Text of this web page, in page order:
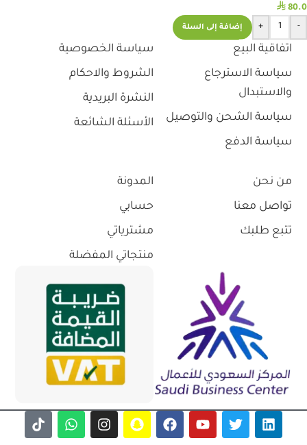
⃁ 80.0
-
+ إضافة إلى السلة
اتفاقية البيع
سياسة الاسترجاع
والاستبدال
سياسة الشحن والتوصيل
سياسة الدفع
سياسة الخصوصية
الشروط والاحكام
النشرة البريدية
الأسئلة الشائعة
من نحن
تواصل معنا
تتبع طلبك
المدونة
حسابي
مشترياتي
منتجاتي المفضلة